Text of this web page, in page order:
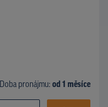
Doba pronájmu: od 1 měsíce